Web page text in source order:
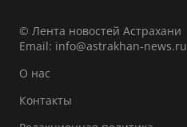
© Лента новостей Астрахани
Email: info@astrakhan-news.ru
О нас
Контакты